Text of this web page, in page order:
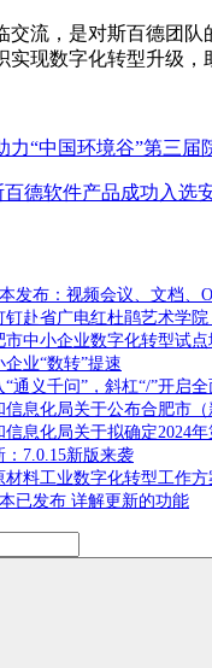
交流，是对斯百德团
实现数字化转型升级
力“中国环境谷”第三
百德软件产品成功入选
发布：视频会议、文档、
钉赴省广电红杜鹃艺术学
市中小企业数字化转型试
业“数转”提速
通义千问”，斜杠“/”开启
信息化局关于公布合肥市
信息化局关于拟确定2024
7.0.15新版来袭
材料工业数字化转型工作
已发布 详解更新的功能